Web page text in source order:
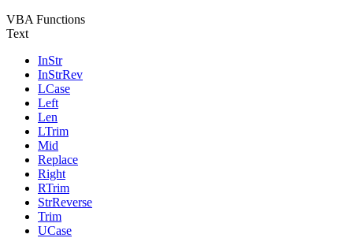
VBA Functions
Text
InStr
InStrRev
LCase
Left
Len
LTrim
Mid
Replace
Right
RTrim
StrReverse
Trim
UCase